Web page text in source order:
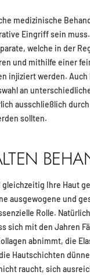
medizinische
Eingriff sein
welche in der
und mithilfe einer
injiziert werden.
an
ausschließlich
sollten.
Ihre Haut
ausgewogene und
Rolle.
sich mit den Jahren
abnimmt, die
Hautschichten
raucht, sich